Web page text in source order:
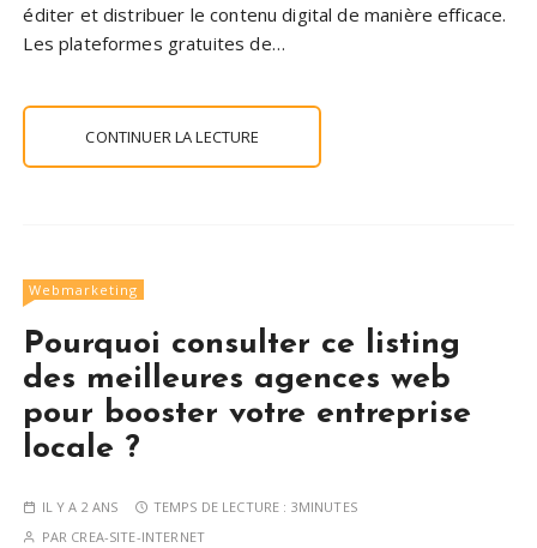
éditer et distribuer le contenu digital de manière efficace.
Les plateformes gratuites de…
CONTINUER LA LECTURE
Webmarketing
Pourquoi consulter ce listing
des meilleures agences web
pour booster votre entreprise
locale ?
IL Y A 2 ANS TEMPS DE LECTURE : 3MINUTES
PAR CREA-SITE-INTERNET